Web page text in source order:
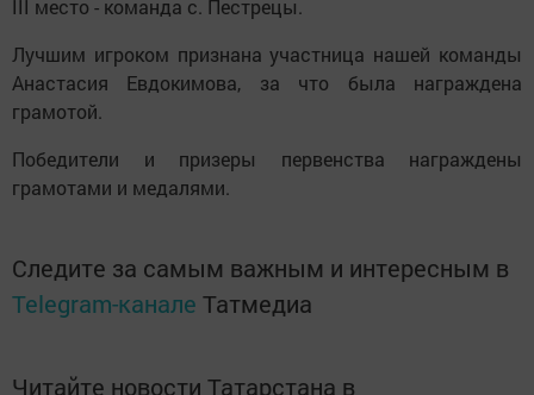
III место - команда с. Пестрецы.
Лучшим игроком признана участница нашей команды
Анастасия Евдокимова, за что была награждена
грамотой.
Победители и призеры первенства награждены
грамотами и медалями.
Следите за самым важным и интересным в
Telegram-канале Татмедиа
Читайте новости Татарстана в